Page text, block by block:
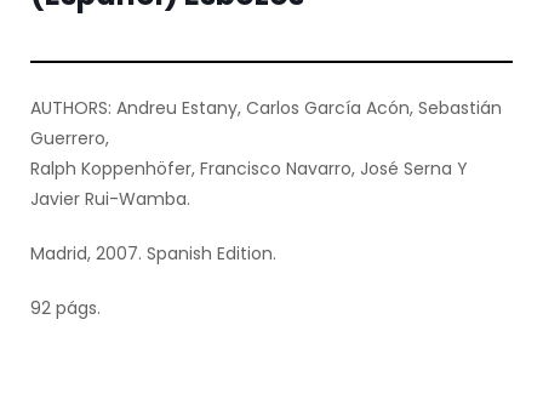
AUTHORS: Andreu Estany, Carlos García Acón, Sebastián
Guerrero,
Ralph Koppenhöfer, Francisco Navarro, José Serna Y
Javier Rui-Wamba.
Madrid, 2007. Spanish Edition.
92 págs.